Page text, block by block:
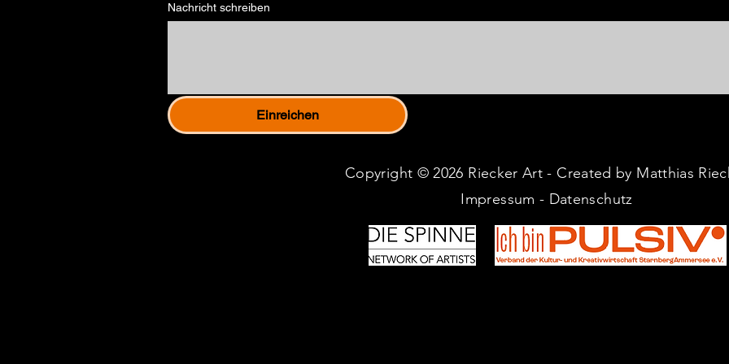
Nachricht schreiben
Einreichen
Copyright © 2026 Riecker Art - Created by Matthias
Impressum - Datenschutz